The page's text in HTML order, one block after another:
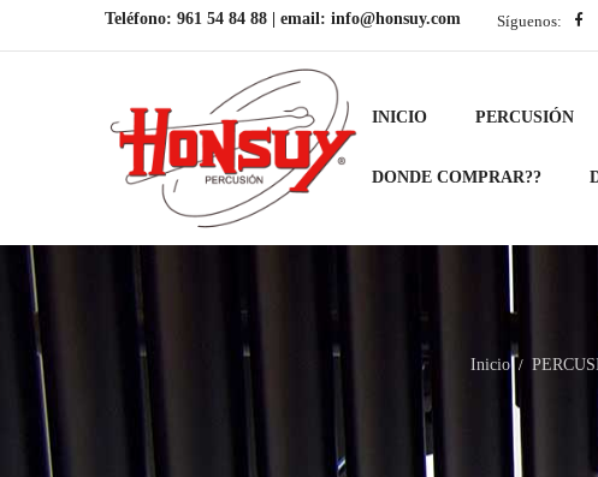
Teléfono: 961 54 84 88 | email: info@honsuy.com Síguenos:
INICIO PERCUSIÓN
DONDE COMPRAR??
Inicio /